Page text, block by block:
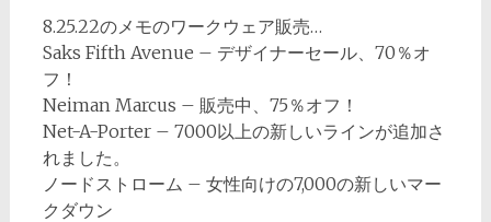
8.25.22のメモのワークウェア販売…
Saks Fifth Avenue – デザイナーセール、70％オ
フ！
Neiman Marcus – 販売中、75％オフ！
Net-A-Porter – 7000以上の新しいラインが追加さ
れました。
ノードストローム – 女性向けの7,000の新しいマー
クダウン